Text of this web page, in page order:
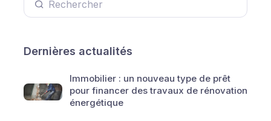
Dernières actualités
Immobilier : un nouveau type de prêt
pour financer des travaux de rénovation
énergétique